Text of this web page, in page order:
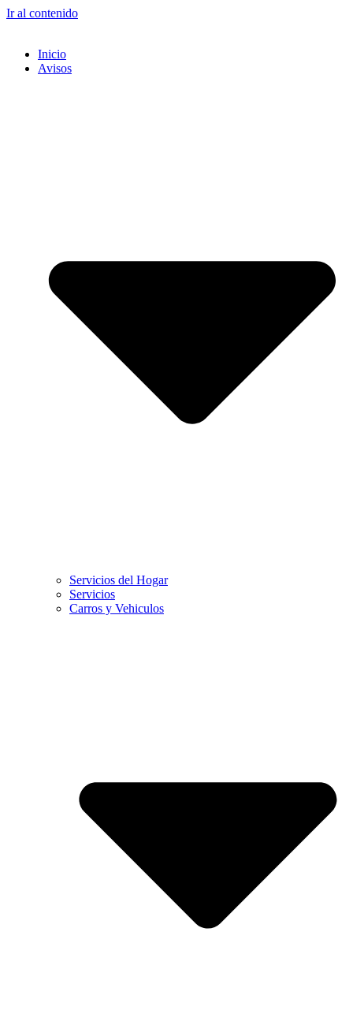
Ir al contenido
Inicio
Avisos
Servicios del Hogar
Servicios
Carros y Vehiculos